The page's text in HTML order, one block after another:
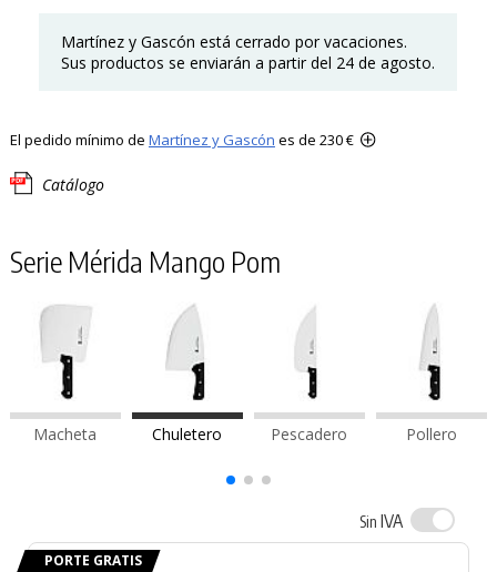
Martínez y Gascón está cerrado por vacaciones.
Sus productos se enviarán a partir del 24 de agosto.
El pedido mínimo de Martínez y Gascón es de 230 €
Catálogo
Serie Mérida Mango Pom
Macheta Chuletero Pescadero Pollero
Sin IVA
PORTE GRATIS